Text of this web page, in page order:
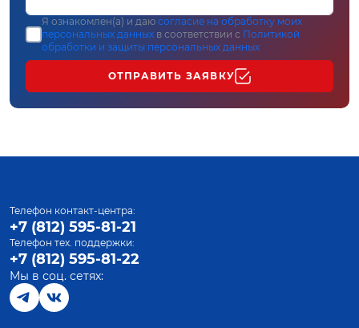
Я ознакомлен(а) и даю согласие на обработку моих
персональных данных в соответствии с Политикой
обработки и защиты персональных данных
ОТПРАВИТЬ ЗАЯВКУ
Телефон контакт-центра:
+7 (812) 595-81-21
Телефон тех. поддержки:
+7 (812) 595-81-22
Мы в соц. сетях: